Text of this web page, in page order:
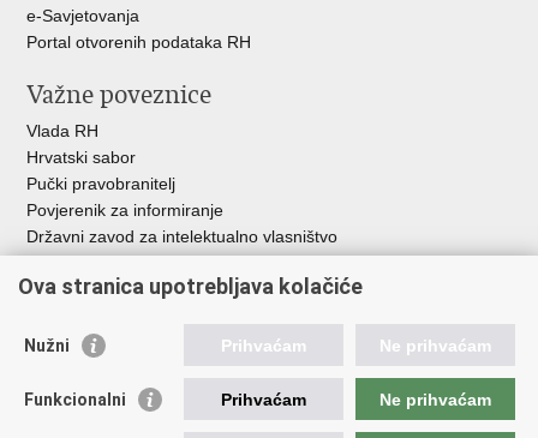
e-Savjetovanja
Portal otvorenih podataka RH
Važne poveznice
Vlada RH
Hrvatski sabor
Pučki pravobranitelj
Povjerenik za informiranje
Državni zavod za intelektualno vlasništvo
HAKOM
Ostale poveznice
Hrvatski audiovizualni centar
Ova stranica upotrebljava kolačiće
Nužni Prihvaćam Ne prihvaćam
Funkcionalni Prihvaćam Ne prihvaćam